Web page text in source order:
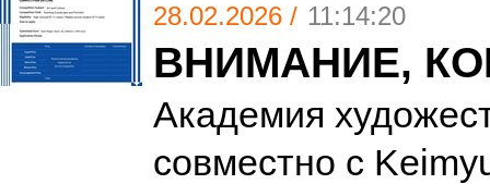
28.02.2026 / 11:14:20
ВНИМАНИЕ,
Академия
совместно с